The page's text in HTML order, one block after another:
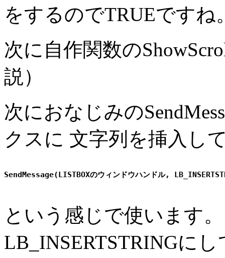
をするのでTRUEですね
次に自作関数の
説）
次におなじみの
クスに 文字列を挿入し
という感じで使います
LB_INSERTSTRINGに